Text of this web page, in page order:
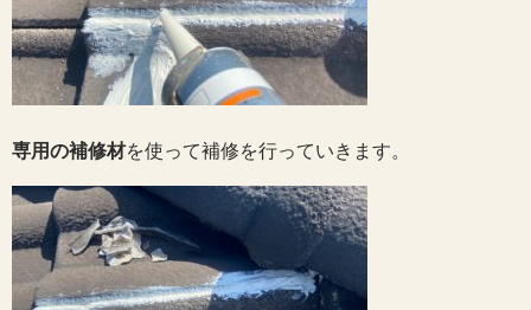
専用の補修材を使って補修を行っていきます。